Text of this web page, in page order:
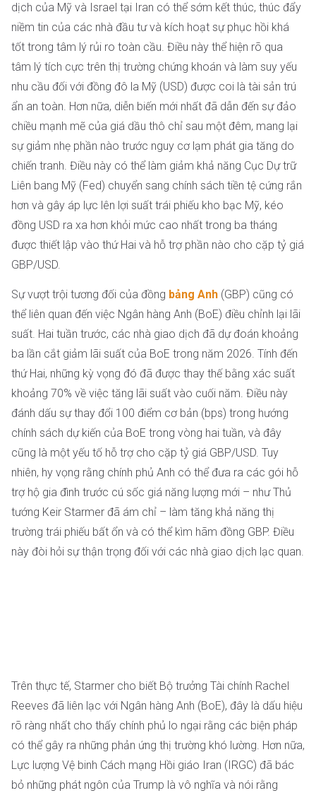
dịch của Mỹ và Israel tại Iran có thể sớm kết thúc, thúc đẩy
niềm tin của các nhà đầu tư và kích hoạt sự phục hồi khá
tốt trong tâm lý rủi ro toàn cầu. Điều này thể hiện rõ qua
tâm lý tích cực trên thị trường chứng khoán và làm suy yếu
nhu cầu đối với đồng đô la Mỹ (USD) được coi là tài sản trú
ẩn an toàn. Hơn nữa, diễn biến mới nhất đã dẫn đến sự đảo
chiều mạnh mẽ của giá dầu thô chỉ sau một đêm, mang lại
sự giảm nhẹ phần nào trước nguy cơ lạm phát gia tăng do
chiến tranh. Điều này có thể làm giảm khả năng Cục Dự trữ
Liên bang Mỹ (Fed) chuyển sang chính sách tiền tệ cứng rắn
hơn và gây áp lực lên lợi suất trái phiếu kho bạc Mỹ, kéo
đồng USD ra xa hơn khỏi mức cao nhất trong ba tháng
được thiết lập vào thứ Hai và hỗ trợ phần nào cho cặp tỷ giá
GBP/USD.
Sự vượt trội tương đối của đồng bảng Anh (GBP) cũng có
thể liên quan đến việc Ngân hàng Anh (BoE) điều chỉnh lại lãi
suất. Hai tuần trước, các nhà giao dịch đã dự đoán khoảng
ba lần cắt giảm lãi suất của BoE trong năm 2026. Tính đến
thứ Hai, những kỳ vọng đó đã được thay thế bằng xác suất
khoảng 70% về việc tăng lãi suất vào cuối năm. Điều này
đánh dấu sự thay đổi 100 điểm cơ bản (bps) trong hướng
chính sách dự kiến ​​của BoE trong vòng hai tuần, và đây
cũng là một yếu tố hỗ trợ cho cặp tỷ giá GBP/USD. Tuy
nhiên, hy vọng rằng chính phủ Anh có thể đưa ra các gói hỗ
trợ hộ gia đình trước cú sốc giá năng lượng mới – như Thủ
tướng Keir Starmer đã ám chỉ – làm tăng khả năng thị
trường trái phiếu bất ổn và có thể kìm hãm đồng GBP. Điều
này đòi hỏi sự thận trọng đối với các nhà giao dịch lạc quan.
Trên thực tế, Starmer cho biết Bộ trưởng Tài chính Rachel
Reeves đã liên lạc với Ngân hàng Anh (BoE), đây là dấu hiệu
rõ ràng nhất cho thấy chính phủ lo ngại rằng các biện pháp
có thể gây ra những phản ứng thị trường khó lường. Hơn nữa,
Lực lượng Vệ binh Cách mạng Hồi giáo Iran (IRGC) đã bác
bỏ những phát ngôn của Trump là vô nghĩa và nói rằng